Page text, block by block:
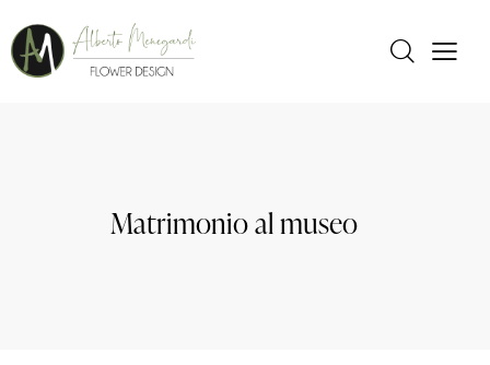
Matrimonio al museo